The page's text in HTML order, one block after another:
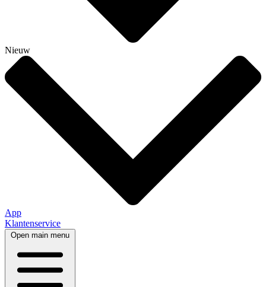
Nieuw
App
Klantenservice
Open main menu